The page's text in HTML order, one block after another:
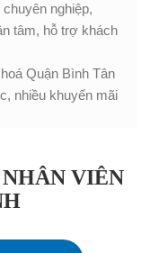
nghiệp,
tâm, hỗ trợ khách
Quận Bình Tân
nhiều khuyến mãi
VIÊN